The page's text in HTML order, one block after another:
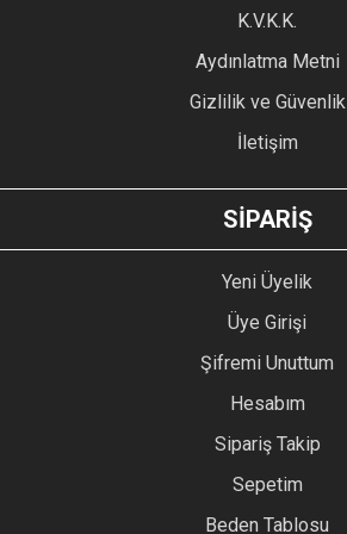
Ürün fiyatı diğer sitelerden daha pahalı.
GÖNDER
K.V.K.K.
Aydınlatma Metni
Gizlilik ve Güvenlik
İletişim
SİPARİŞ
Yeni Üyelik
Üye Girişi
Şifremi Unuttum
Hesabım
Sipariş Takip
Sepetim
Beden Tablosu